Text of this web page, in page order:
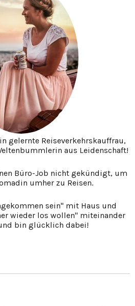
gelernte Reiseverkehrskauffrau,
aus Leidenschaft!
Büro-Job nicht gekündigt, um
umher zu Reisen.
sein" mit Haus und
wieder los wollen" miteinander
bin glücklich dabei!